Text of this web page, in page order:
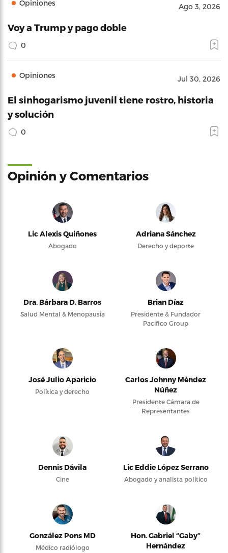
Opiniones Ago 3, 2026
Voy a Trump y pago doble
0
Opiniones Jul 30, 2026
El sinhogarismo juvenil tiene rostro, historia
y solución
0
Opinión y Comentarios
Lic Alexis Quiñones
Abogado
Adriana Sánchez
Derecho y deporte
Dra. Bárbara D. Barros
Salud Mental & Menopausia
Brian Díaz
Presidente & Fundador
Pacifico Group
José Julio Aparicio
Política y derecho
Carlos Johnny Méndez
Núñez
Presidente Cámara de
Representantes
Dennis Dávila
Cine
Lic Eddie López Serrano
Abogado y analista político
González Pons MD
Médico radiólogo
Hon. Gabriel “Gaby”
Hernández